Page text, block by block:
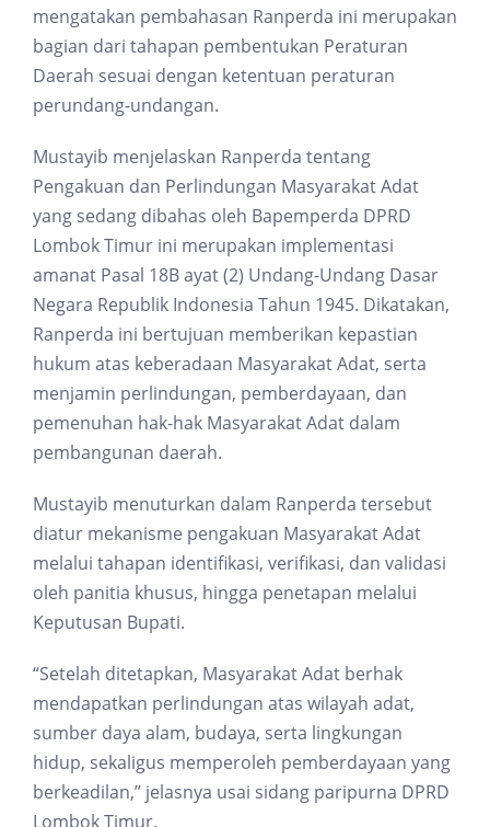
mengatakan pembahasan Ranperda ini merupakan
bagian dari tahapan pembentukan Peraturan
Daerah sesuai dengan ketentuan peraturan
perundang-undangan.
Mustayib menjelaskan Ranperda tentang
Pengakuan dan Perlindungan Masyarakat Adat
yang sedang dibahas oleh Bapemperda DPRD
Lombok Timur ini merupakan implementasi
amanat Pasal 18B ayat (2) Undang-Undang Dasar
Negara Republik Indonesia Tahun 1945. Dikatakan,
Ranperda ini bertujuan memberikan kepastian
hukum atas keberadaan Masyarakat Adat, serta
menjamin perlindungan, pemberdayaan, dan
pemenuhan hak-hak Masyarakat Adat dalam
pembangunan daerah.
Mustayib menuturkan dalam Ranperda tersebut
diatur mekanisme pengakuan Masyarakat Adat
melalui tahapan identifikasi, verifikasi, dan validasi
oleh panitia khusus, hingga penetapan melalui
Keputusan Bupati.
“Setelah ditetapkan, Masyarakat Adat berhak
mendapatkan perlindungan atas wilayah adat,
sumber daya alam, budaya, serta lingkungan
hidup, sekaligus memperoleh pemberdayaan yang
berkeadilan,” jelasnya usai sidang paripurna DPRD
Lombok Timur.